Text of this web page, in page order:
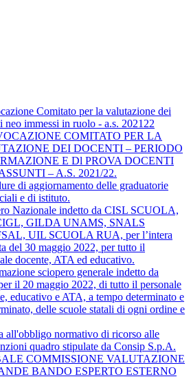
Comitato per la valutazione dei
neo immessi in ruolo - a.s. 202122
COMITATO PER LA
DEI DOCENTI – PERIODO
E Dl PROVA DOCENTI
– A.S. 2021/22.
di aggiornamento delle graduatorie
e di istituto.
Nazionale indetto da CISL SCUOLA,
GILDA UNAMS, SNALS
UIL SCUOLA RUA, per l’intera
del 30 maggio 2022, per tutto il
docente, ATA ed educativo.
sciopero generale indetto da
il 20 maggio 2022, di tutto il personale
educativo e ATA, a tempo determinato e
delle scuole statali di ogni ordine e
all'obbligo normativo di ricorso alle
quadro stipulate da Consip S.p.A.
COMMISSIONE VALUTAZIONE
BANDO ESPERTO ESTERNO